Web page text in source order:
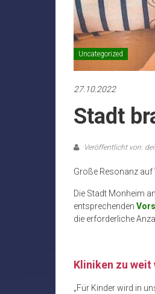
Uncategorized
27.10.2022
Stadt
Veröffentlicht von:
Große Resonanz
Die Stadt Monheim
entsprechenden
die erforderliche
Kliniken zu weit
„Für Kinder wird in